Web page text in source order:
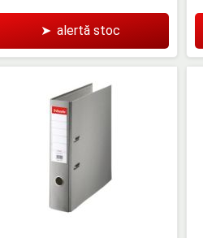
➤ alertă stoc